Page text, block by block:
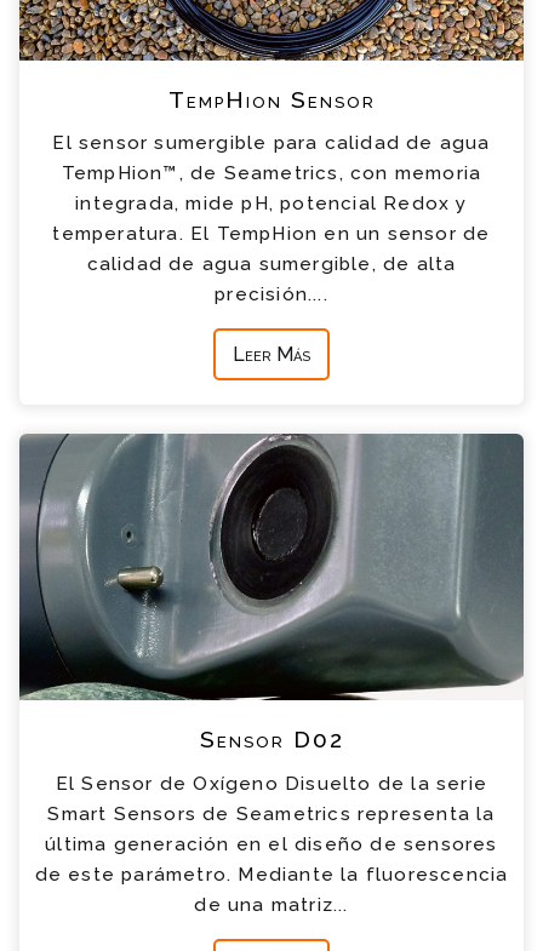
TempHion Sensor
El sensor sumergible para calidad de agua
TempHion™, de Seametrics, con memoria
integrada, mide pH, potencial Redox y
temperatura. El TempHion en un sensor de
calidad de agua sumergible, de alta
precisión....
Leer Más
Sensor D02
El Sensor de Oxígeno Disuelto de la serie
Smart Sensors de Seametrics representa la
última generación en el diseño de sensores
de este parámetro. Mediante la fluorescencia
de una matriz...